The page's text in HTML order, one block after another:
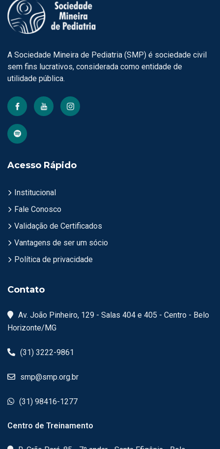
A Sociedade Mineira de Pediatria (SMP) é sociedade civil
sem fins lucrativos, considerada como entidade de
utilidade pública.
Acesso Rápido
Institucional
Fale Conosco
Validação de Certificados
Vantagens de ser um sócio
Política de privacidade
Contato
Av. João Pinheiro, 129 - Salas 404 e 405 - Centro - Belo
Horizonte/MG
(31) 3222-9861
smp@smp.org.br
(31) 98416-1277
Centro de Treinamento